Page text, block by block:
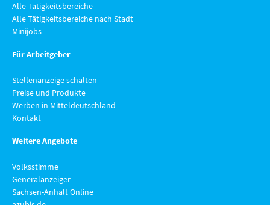
Alle Tätigkeitsbereiche
Alle Tätigkeitsbereiche nach Stadt
Minijobs
Für Arbeitgeber
Stellenanzeige schalten
Preise und Produkte
Werben in Mitteldeutschland
Kontakt
Weitere Angebote
Volksstimme
Generalanzeiger
Sachsen-Anhalt Online